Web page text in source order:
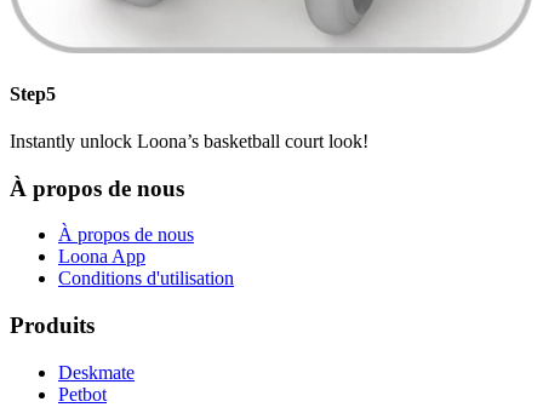
Step5
Instantly unlock Loona’s basketball court look!
À propos de nous
À propos de nous
Loona App
Conditions d'utilisation
Produits
Deskmate
Petbot